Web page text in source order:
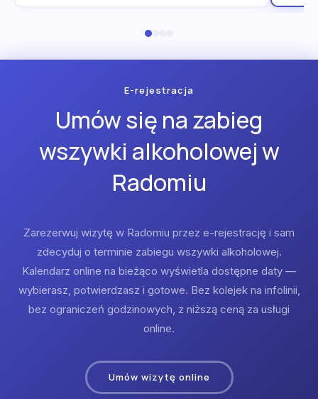
E-rejestracja
Umów się na zabieg
wszywki alkoholowej w
Radomiu
Zarezerwuj wizytę w Radomiu przez e-rejestrację i sam
zdecyduj o terminie zabiegu wszywki alkoholowej.
Kalendarz online na bieżąco wyświetla dostępne daty —
wybierasz, potwierdzasz i gotowe. Bez kolejek na infolinii,
bez ograniczeń godzinowych, z niższą ceną za usługi
online.
Umów wizytę online